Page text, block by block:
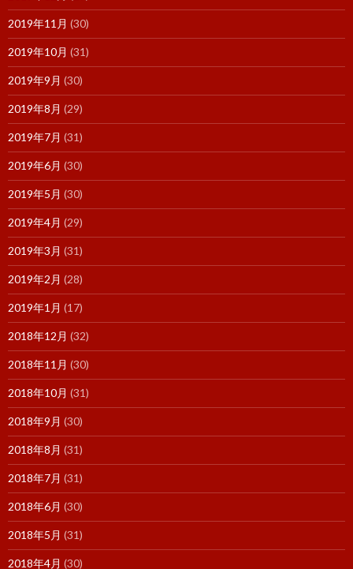
2019年11月 (30)
2019年10月 (31)
2019年9月 (30)
2019年8月 (29)
2019年7月 (31)
2019年6月 (30)
2019年5月 (30)
2019年4月 (29)
2019年3月 (31)
2019年2月 (28)
2019年1月 (17)
2018年12月 (32)
2018年11月 (30)
2018年10月 (31)
2018年9月 (30)
2018年8月 (31)
2018年7月 (31)
2018年6月 (30)
2018年5月 (31)
2018年4月 (30)